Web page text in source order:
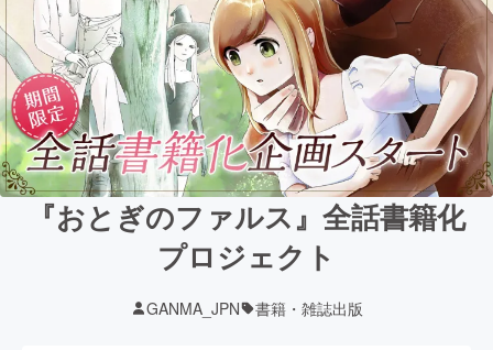
『おとぎのファルス』全話書籍化
プロジェクト
GANMA_JPN 書籍・雑誌出版